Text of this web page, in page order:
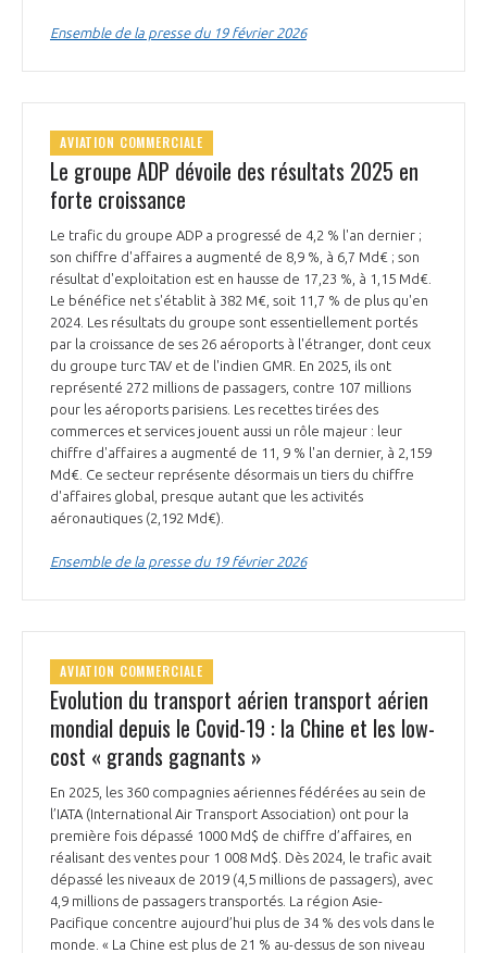
Ensemble de la presse du 19 février 2026
AVIATION COMMERCIALE
Le groupe ADP dévoile des résultats 2025 en
forte croissance
Le trafic du groupe ADP a progressé de 4,2 % l'an dernier ;
son chiffre d'affaires a augmenté de 8,9 %, à 6,7 Md€ ; son
résultat d'exploitation est en hausse de 17,23 %, à 1,15 Md€.
Le bénéfice net s'établit à 382 M€, soit 11,7 % de plus qu'en
2024. Les résultats du groupe sont essentiellement portés
par la croissance de ses 26 aéroports à l'étranger, dont ceux
du groupe turc TAV et de l'indien GMR. En 2025, ils ont
représenté 272 millions de passagers, contre 107 millions
pour les aéroports parisiens. Les recettes tirées des
commerces et services jouent aussi un rôle majeur : leur
chiffre d'affaires a augmenté de 11, 9 % l'an dernier, à 2,159
Md€. Ce secteur représente désormais un tiers du chiffre
d'affaires global, presque autant que les activités
aéronautiques (2,192 Md€).
Ensemble de la presse du 19 février 2026
AVIATION COMMERCIALE
Evolution du transport aérien transport aérien
mondial depuis le Covid-19 : la Chine et les low-
cost « grands gagnants »
En 2025, les 360 compagnies aériennes fédérées au sein de
l’IATA (International Air Transport Association) ont pour la
première fois dépassé 1000 Md$ de chiffre d’affaires, en
réalisant des ventes pour 1 008 Md$. Dès 2024, le trafic avait
dépassé les niveaux de 2019 (4,5 millions de passagers), avec
4,9 millions de passagers transportés. La région Asie-
Pacifique concentre aujourd’hui plus de 34 % des vols dans le
monde. « La Chine est plus de 21 % au-dessus de son niveau